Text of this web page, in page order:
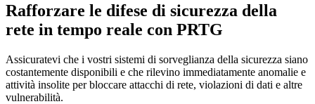
Rafforzare le difese di sicurezza della
rete in tempo reale con PRTG
Assicuratevi che i vostri sistemi di sorveglianza della sicurezza siano
costantemente disponibili e che rilevino immediatamente anomalie e
attività insolite per bloccare attacchi di rete, violazioni di dati e altre
vulnerabilità.